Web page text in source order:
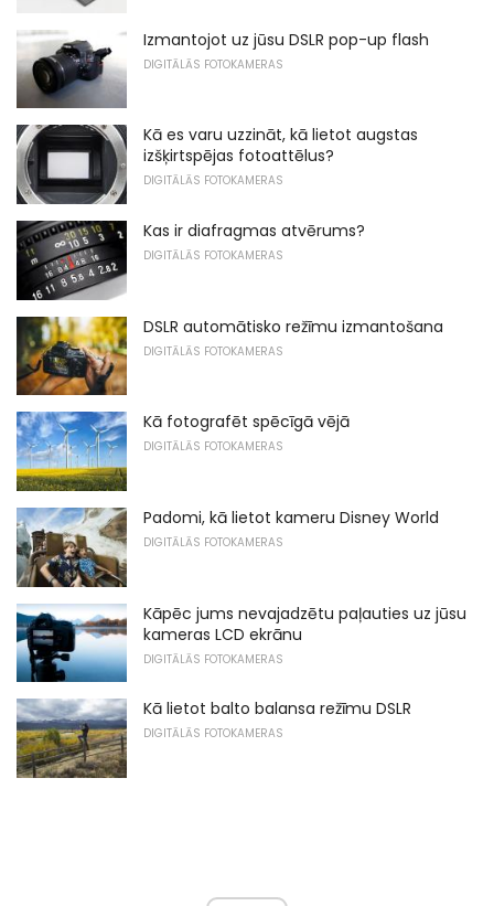
Izmantojot uz jūsu DSLR pop-up flash
DIGITĀLĀS FOTOKAMERAS
Kā es varu uzzināt, kā lietot augstas
izšķirtspējas fotoattēlus?
DIGITĀLĀS FOTOKAMERAS
Kas ir diafragmas atvērums?
DIGITĀLĀS FOTOKAMERAS
DSLR automātisko režīmu izmantošana
DIGITĀLĀS FOTOKAMERAS
Kā fotografēt spēcīgā vējā
DIGITĀLĀS FOTOKAMERAS
Padomi, kā lietot kameru Disney World
DIGITĀLĀS FOTOKAMERAS
Kāpēc jums nevajadzētu paļauties uz jūsu
kameras LCD ekrānu
DIGITĀLĀS FOTOKAMERAS
Kā lietot balto balansa režīmu DSLR
DIGITĀLĀS FOTOKAMERAS